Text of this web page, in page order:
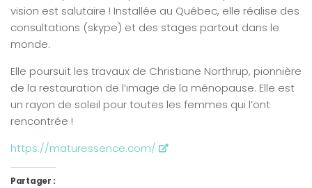
vision est salutaire ! Installée au Québec, elle réalise des
consultations (skype) et des stages partout dans le
monde.
Elle poursuit les travaux de Christiane Northrup, pionnière
de la restauration de l’image de la ménopause. Elle est
un rayon de soleil pour toutes les femmes qui l’ont
rencontrée !
https://maturessence.com/
Partager :